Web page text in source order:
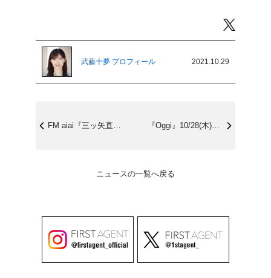
武藤十夢 プロフィール 2021.10.29
FM aiai『三ッ矢直生大きな声で独り... 『Oggi』10/28(木)発売
ニュースの一覧へ戻る